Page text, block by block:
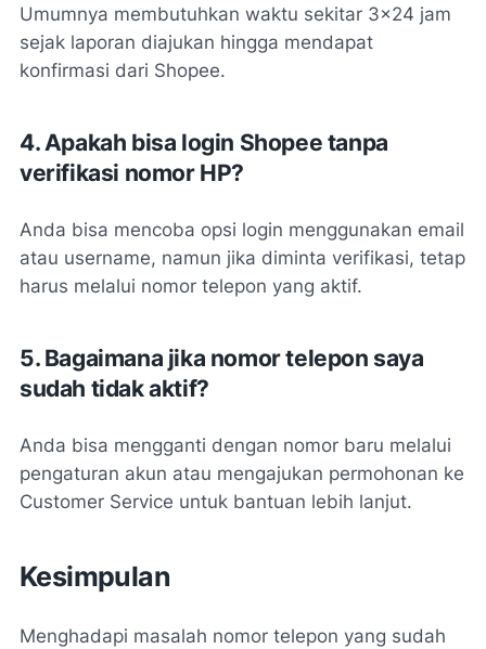
Umumnya membutuhkan waktu sekitar 3x24 jam
sejak laporan diajukan hingga mendapat
konfirmasi dari Shopee.
4. Apakah bisa login Shopee tanpa
verifikasi nomor HP?
Anda bisa mencoba opsi login menggunakan email
atau username, namun jika diminta verifikasi, tetap
harus melalui nomor telepon yang aktif.
5. Bagaimana jika nomor telepon saya
sudah tidak aktif?
Anda bisa mengganti dengan nomor baru melalui
pengaturan akun atau mengajukan permohonan ke
Customer Service untuk bantuan lebih lanjut.
Kesimpulan
Menghadapi masalah nomor telepon yang sudah